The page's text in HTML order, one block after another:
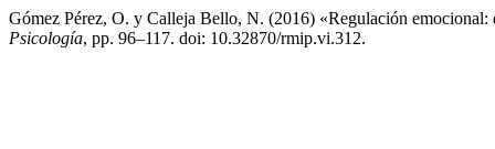
Gómez Pérez, O. y Calleja Bello, N. (2016) «Regulación
Psicología, pp. 96–117. doi: 10.32870/rmip.vi.312.